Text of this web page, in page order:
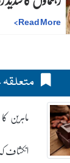
Read More
>
ماہرین
انکشاف